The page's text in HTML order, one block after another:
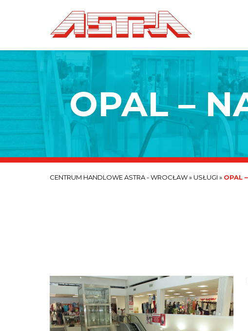
OPAL –
CENTRUM HANDLOWE ASTRA - WROCŁAW» USŁUGI » OPAL